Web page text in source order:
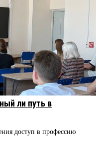
ли путь в
доступ в профессию